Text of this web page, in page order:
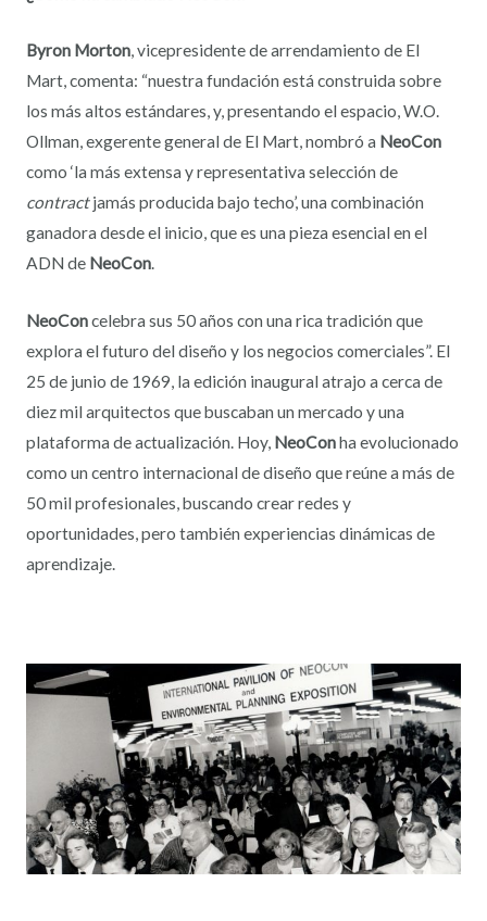
Byron Morton, vicepresidente de arrendamiento de El
Mart, comenta: “nuestra fundación está construida sobre
los más altos estándares, y, presentando el espacio, W.O.
Ollman, exgerente general de El Mart, nombró a NeoCon
como ‘la más extensa y representativa selección de
contractjamás producida bajo techo’, una combinación
ganadora desde el inicio, que es una pieza esencial en el
ADN de NeoCon.
NeoConcelebra sus 50 años con una rica tradición que
explora el futuro del diseño y los negocios comerciales”. El
25 de junio de 1969, la edición inaugural atrajo a cerca de
diez mil arquitectos que buscaban un mercado y una
plataforma de actualización. Hoy, NeoConha evolucionado
como un centro internacional de diseño que reúne a más de
50 mil profesionales, buscando crear redes y
oportunidades, pero también experiencias dinámicas de
aprendizaje.